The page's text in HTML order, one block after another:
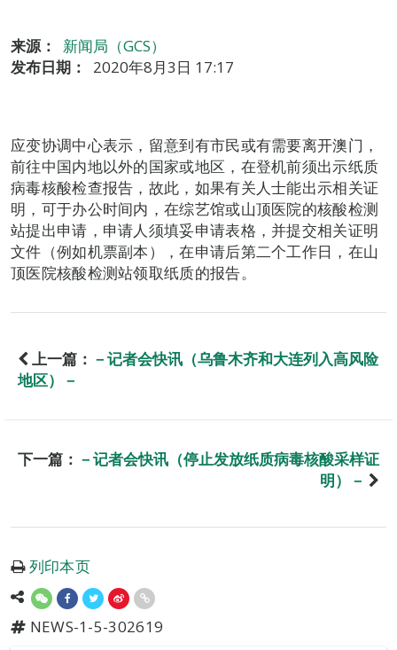
来源：
新闻局（GCS）
发布日期：
2020年8月3日 17:17
应变协调中心表示，留意到有市民或有需要离开澳门，
前往中国内地以外的国家或地区，在登机前须出示纸质
病毒核酸检查报告，故此，如果有关人士能出示相关证
明，可于办公时间内，在综艺馆或山顶医院的核酸检测
站提出申请，申请人须填妥申请表格，并提交相关证明
文件（例如机票副本），在申请后第二个工作日，在山
顶医院核酸检测站领取纸质的报告。
上一篇： －记者会快讯（乌鲁木齐和大连列入高风险
地区）－
下一篇： －记者会快讯（停止发放纸质病毒核酸采样证
明）－
列印本页
NEWS-1-5-302619